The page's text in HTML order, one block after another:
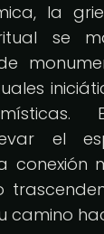
la
se
el
conexión
camino